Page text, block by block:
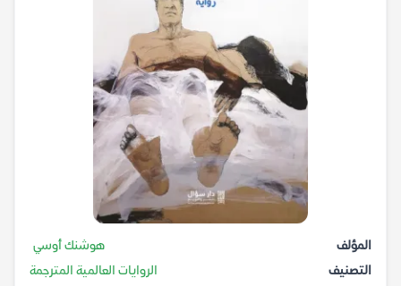
المؤلف
هوشنك أوسي
التصنيف
الروايات العالمية المترجمة